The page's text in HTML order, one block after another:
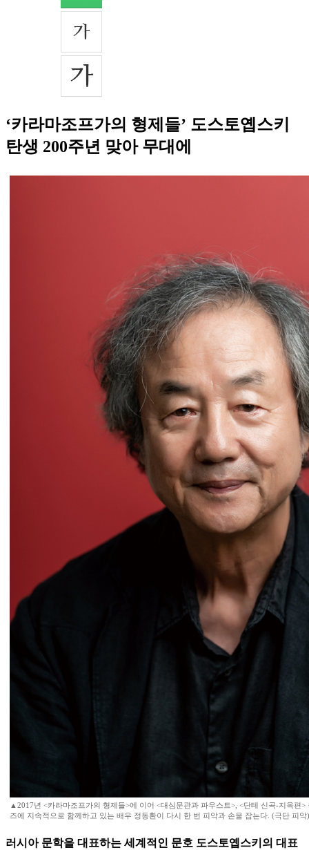
‘카라마조프가의 형제들’ 도스토옙스키
탄생 200주년 맞아 무대에
▲2017년 <카라마조프가의 형제들>에 이어 <대심문관과 파우스트>, <단테 신곡-지옥편
즈에 지속적으로 함께하고 있는 배우 정동환이 다시 한 번 피악과 손을 잡는다. (극단 피악)
러시아 문학을 대표하는 세계적인 문호 도스토옙스키의 대표